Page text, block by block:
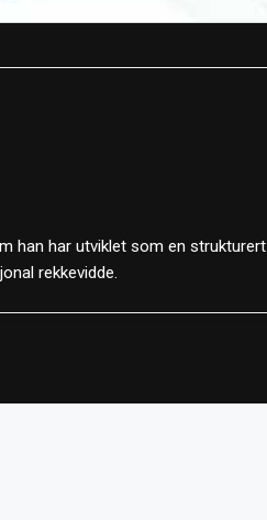
han har utviklet som en strukturert
rekkevidde.